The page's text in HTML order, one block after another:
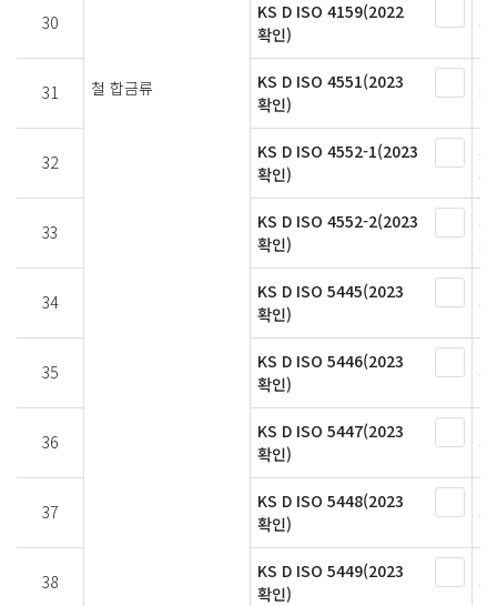
철 합금류
30
KS D ISO 4159(2022
확인)
31
KS D ISO 4551(2023
확인)
32
KS D ISO 4552-1(2023
확인)
33
KS D ISO 4552-2(2023
확인)
34
KS D ISO 5445(2023
확인)
35
KS D ISO 5446(2023
확인)
36
KS D ISO 5447(2023
확인)
37
KS D ISO 5448(2023
확인)
38
KS D ISO 5449(2023
확인)